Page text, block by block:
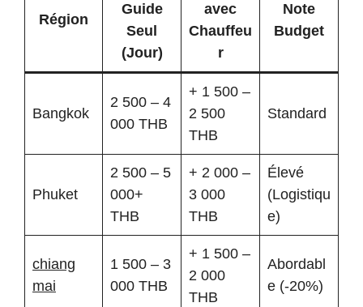
Région
Guide
Seul
(Jour)
avec
Chauffeu
r
Note
Budget
Bangkok
2 500 – 4
000 THB
+ 1 500 –
2 500
THB
Standard
Phuket
2 500 – 5
000+
THB
+ 2 000 –
3 000
THB
Élevé
(Logistiqu
e)
chiang
mai
1 500 – 3
000 THB
+ 1 500 –
2 000
THB
Abordabl
e (-20%)